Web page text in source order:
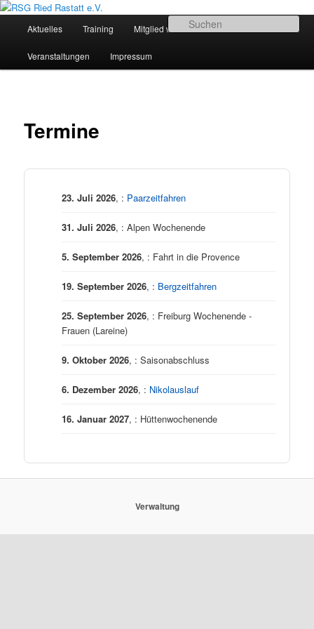
Zum
wechseln
RSG Ried Rastatt e.V.
Sportliches Radfahren in Mittelbaden
Aktuelles Training Mitglied werden Termine
Veranstaltungen Impressum
Termine
23. Juli 2026, : Paarzeitfahren
31. Juli 2026, : Alpen Wochenende
5. September 2026, : Fahrt in die Provence
19. September 2026, : Bergzeitfahren
25. September 2026, : Freiburg Wochenende -
Frauen (Lareine)
9. Oktober 2026, : Saisonabschluss
6. Dezember 2026, : Nikolauslauf
16. Januar 2027, : Hüttenwochenende
Verwaltung